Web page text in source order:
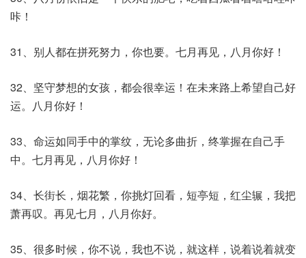
咔！
31、别人都在拼死努力，你也要。七月再见，八月你好！
32、坚守梦想的女孩，都会很幸运！在未来路上希望自己好
运。八月你好！
33、命运如同手中的掌纹，无论多曲折，终掌握在自己手
中。七月再见，八月你好！
34、长街长，烟花繁，你挑灯回看，短亭短，红尘辗，我把
萧再叹。再见七月，八月你好。
35、很多时候，你不说，我也不说，就这样，说着说着就变